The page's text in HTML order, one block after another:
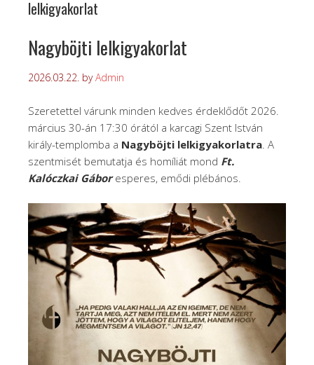
lelkigyakorlat
Nagyböjti lelkigyakorlat
2026.03.22. byAdmin
Szeretettel várunk minden kedves érdeklődőt 2026.
március 30-án 17:30 órától a karcagi Szent István
király-templomba a Nagyböjti lelkigyakorlatra . A
szentmisét bemutatja és homíliát mond Ft.
Kalóczkai Gáboresperes, emődi plébános.